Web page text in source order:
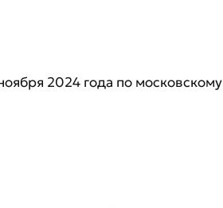
2024 года по московскому